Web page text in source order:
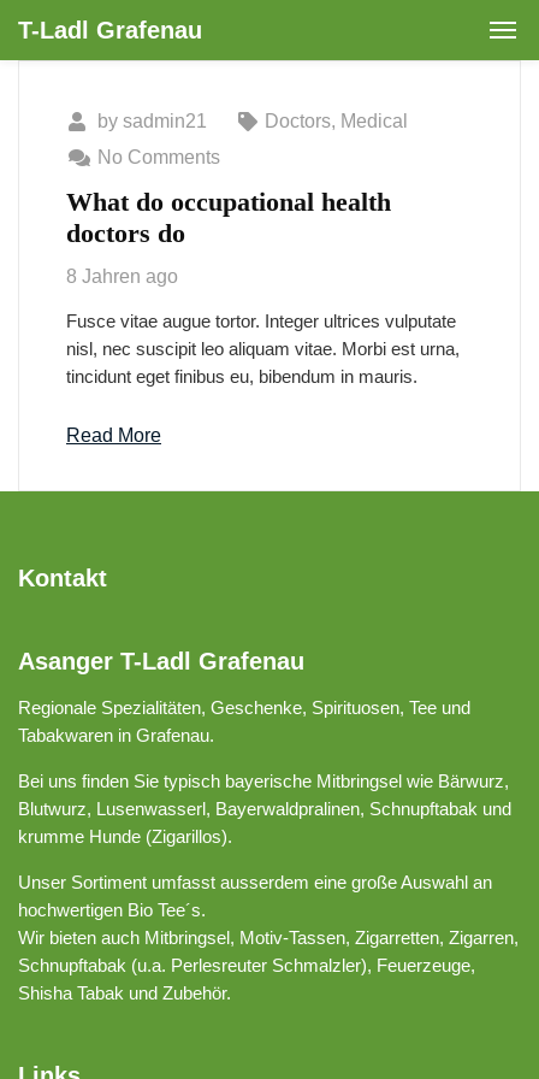
T-Ladl Grafenau
by sadmin21 Doctors, Medical
No Comments
What do occupational health
doctors do
8 Jahren ago
Fusce vitae augue tortor. Integer ultrices vulputate
nisl, nec suscipit leo aliquam vitae. Morbi est urna,
tincidunt eget finibus eu, bibendum in mauris.
Read More
Asanger T-Ladl Grafenau
Regionale Spezialitäten, Geschenke, Spirituosen, Tee und
Tabakwaren in Grafenau.
Bei uns finden Sie typisch bayerische Mitbringsel wie Bärwurz,
Blutwurz, Lusenwasserl, Bayerwaldpralinen, Schnupftabak und
krumme Hunde (Zigarillos).
Unser Sortiment umfasst ausserdem eine große Auswahl an
hochwertigen Bio Tee´s.
Wir bieten auch Mitbringsel, Motiv-Tassen, Zigarretten, Zigarren,
Schnupftabak (u.a. Perlesreuter Schmalzler), Feuerzeuge,
Shisha Tabak und Zubehör.
Kontakt